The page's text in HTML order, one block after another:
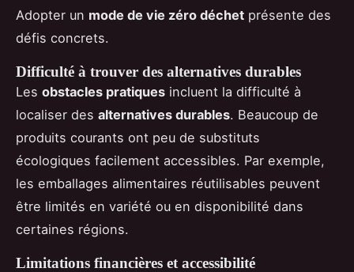
Adopter un mode de vie zéro déchet présente des
défis concrets.
Difficulté à trouver des alternatives durables
Les obstacles pratiques incluent la difficulté à
localiser des alternatives durables. Beaucoup de
produits courants ont peu de substituts
écologiques facilement accessibles. Par exemple,
les emballages alimentaires réutilisables peuvent
être limités en variété ou en disponibilité dans
certaines régions.
Limitations financières et accessibilité